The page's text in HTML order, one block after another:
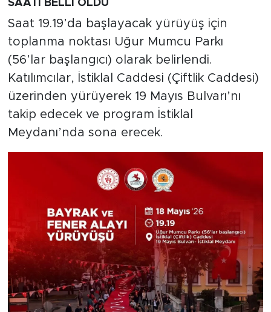
SAATİ BELLİ OLDU
Saat 19.19’da başlayacak yürüyüş için
toplanma noktası Uğur Mumcu Parkı
(56’lar başlangıcı) olarak belirlendi.
Katılımcılar, İstiklal Caddesi (Çiftlik Caddesi)
üzerinden yürüyerek 19 Mayıs Bulvarı’nı
takip edecek ve program İstiklal
Meydanı’nda sona erecek.